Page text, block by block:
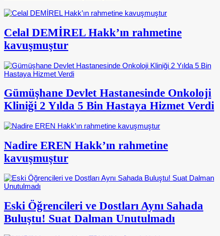
Celal DEMİREL Hakk’ın rahmetine
kavuşmuştur
Gümüşhane Devlet Hastanesinde Onkoloji
Kliniği 2 Yılda 5 Bin Hastaya Hizmet Verdi
Nadire EREN Hakk’ın rahmetine
kavuşmuştur
Eski Öğrencileri ve Dostları Aynı Sahada
Buluştu! Suat Dalman Unutulmadı